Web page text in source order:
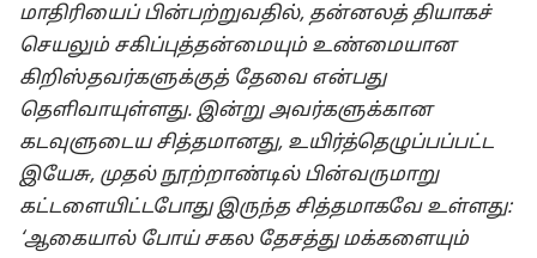
மாதிரியைப் பின்பற்றுவதில், தன்னலத் தியாகச்
செயலும் சகிப்புத்தன்மையும் உண்மையான
கிறிஸ்தவர்களுக்குத் தேவை என்பது
தெளிவாயுள்ளது. இன்று அவர்களுக்கான
கடவுளுடைய சித்தமானது, உயிர்த்தெழுப்பப்பட்ட
இயேசு, முதல் நூற்றாண்டில் பின்வருமாறு
கட்டளையிட்டபோது இருந்த சித்தமாகவே உள்ளது:
‘ஆகையால் போய் சகல தேசத்து மக்களையும்